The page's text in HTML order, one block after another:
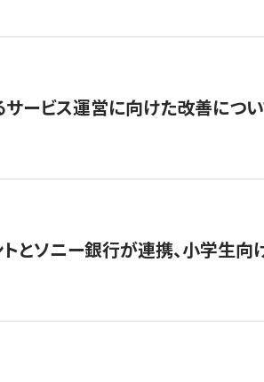
ービス運営に向けた改善につ
とソニー銀行が連携、小学生